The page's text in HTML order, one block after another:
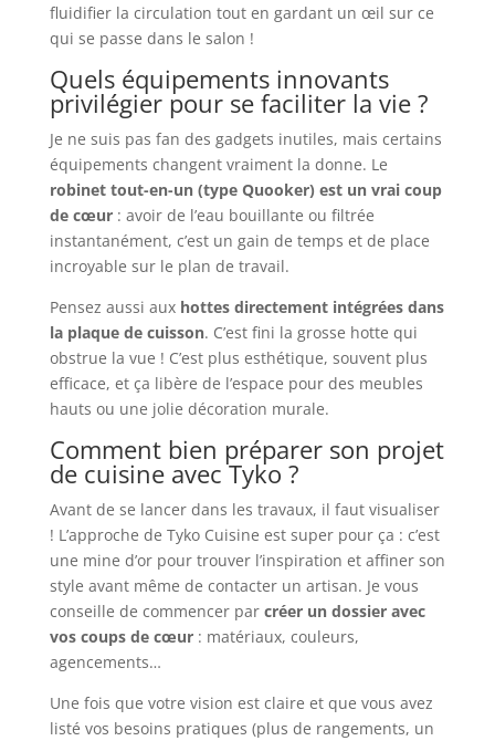
fluidifier la circulation tout en gardant un œil sur ce
qui se passe dans le salon !
Quels équipements innovants
privilégier pour se faciliter la vie ?
Je ne suis pas fan des gadgets inutiles, mais certains
équipements changent vraiment la donne. Le
robinet tout-en-un (type Quooker) est un vrai coup
de cœur: avoir de l’eau bouillante ou filtrée
instantanément, c’est un gain de temps et de place
incroyable sur le plan de travail.
Pensez aussi aux hottes directement intégrées dans
la plaque de cuisson. C’est fini la grosse hotte qui
obstrue la vue ! C’est plus esthétique, souvent plus
efficace, et ça libère de l’espace pour des meubles
hauts ou une jolie décoration murale.
Comment bien préparer son projet
de cuisine avec Tyko ?
Avant de se lancer dans les travaux, il faut visualiser
! L’approche de Tyko Cuisine est super pour ça : c’est
une mine d’or pour trouver l’inspiration et affiner son
style avant même de contacter un artisan. Je vous
conseille de commencer par créer un dossier avec
vos coups de cœur: matériaux, couleurs,
agencements…
Une fois que votre vision est claire et que vous avez
listé vos besoins pratiques (plus de rangements, un